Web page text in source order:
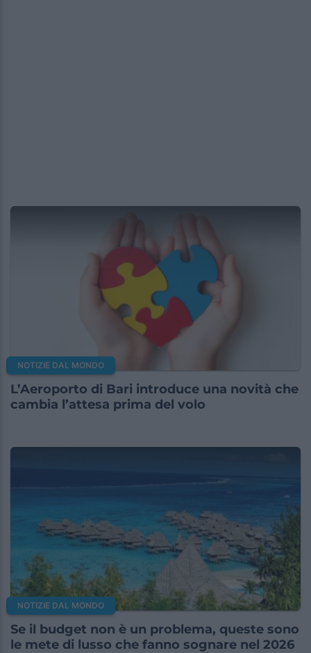
NOTIZIE DAL MONDO
L’Aeroporto di Bari introduce una novità che
cambia l’attesa prima del volo
NOTIZIE DAL MONDO
Se il budget non è un problema, queste sono
le mete di lusso che fanno sognare nel 2026